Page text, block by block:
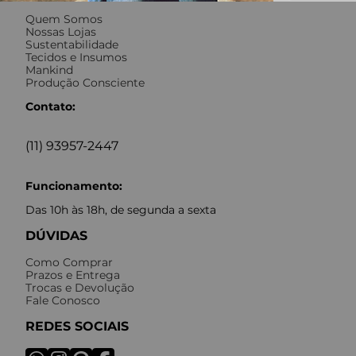
Quem Somos
Nossas Lojas
Sustentabilidade
Tecidos e Insumos
Mankind
Produção Consciente
Contato:
(11) 93957-2447
Funcionamento:
Das 10h às 18h, de segunda a sexta
DÚVIDAS
Como Comprar
Prazos e Entrega
Trocas e Devolução
Fale Conosco
REDES SOCIAIS